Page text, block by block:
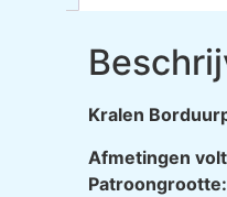
Kralen
Afmetingen
Patroongrootte: